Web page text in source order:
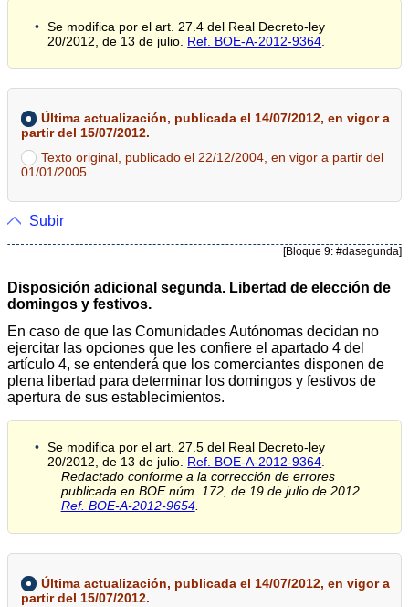
Se modifica por el art. 27.4 del Real Decreto-ley
20/2012, de 13 de julio. Ref. BOE-A-2012-9364
Última actualización, publicada el 14/07/2012, en vigor a
partir del 15/07/2012.
Texto original, publicado el 22/12/2004, en vigor a partir del
01/01/2005.
Subir
[Bloque 9: #dasegunda]
Disposición adicional segunda. Libertad de elección de
domingos y festivos.
En caso de que las Comunidades Autónomas decidan no
ejercitar las opciones que les confiere el apartado 4 del
artículo 4, se entenderá que los comerciantes disponen de
plena libertad para determinar los domingos y festivos de
apertura de sus establecimientos.
Se modifica por el art. 27.5 del Real Decreto-ley
20/2012, de 13 de julio. Ref. BOE-A-2012-9364
Redactado conforme a la corrección de errores
publicada en BOE núm. 172, de 19 de julio de 2012.
Ref. BOE-A-2012-9654.
Última actualización, publicada el 14/07/2012, en vigor a
partir del 15/07/2012.